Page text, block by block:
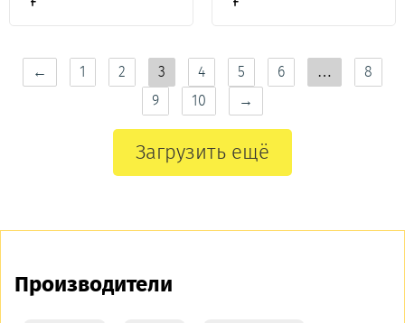
← 1 2 3 4 5 6 …
8
9
10 →
Загрузить ещё
Производители